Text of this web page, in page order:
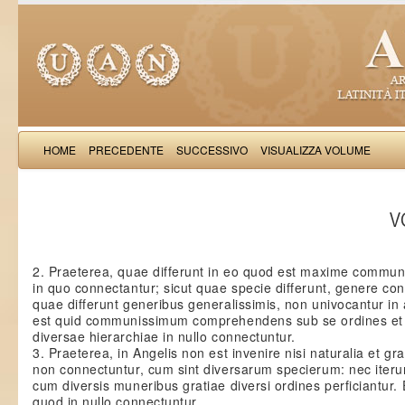
HOME PRECEDENTE SUCCESSIVO VISUALIZZA VOLUME
2. Praeterea, quae differunt in eo quod est maxime
in quo connectantur; sicut quae specie differunt, genere
quae differunt generibus generalissimis, non univocantur
est quid communissimum comprehendens sub se ordines
diversae hierarchiae in nullo connectuntur.
3. Praeterea, in Angelis non est invenire nisi naturalia et
non connectuntur, cum sint diversarum specierum: nec
cum diversis muneribus gratiae diversi ordines perficiantur.
quod in nullo connectuntur.